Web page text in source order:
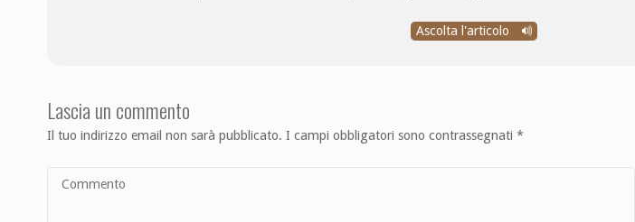
Ascolta l'articolo
Lascia un commento
Il tuo indirizzo email non sarà pubblicato. I campi obbligatori sono contrassegnati*